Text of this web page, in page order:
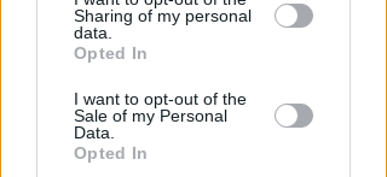
downstream participants.
by us to third parties on the IAB’s List of
Downstream Participants that may
further disclose it to other third parties.
Sharing of my personal
data.
Opted In
I want to opt-out of the
Sale of my Personal
Data.
Opted In
Eccellenza girone B
Promozione girone D
Prima categoria girone H
Seconda categoria girone O